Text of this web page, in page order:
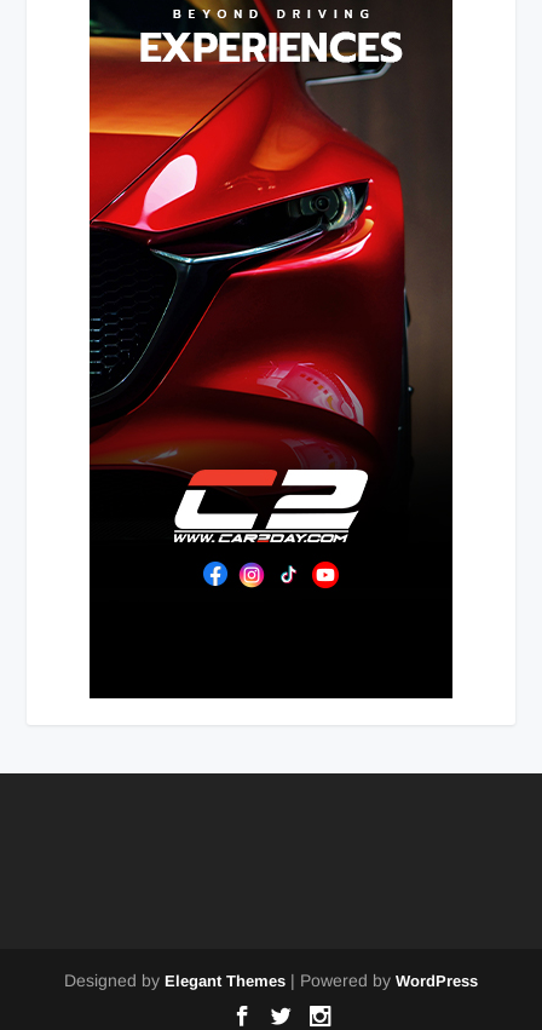
Designed by Elegant Themes | Powered by WordPress